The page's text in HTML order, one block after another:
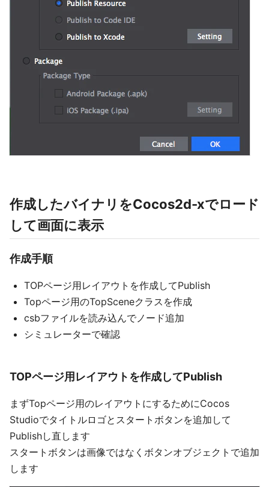
作成したバイナリをCocos2d-xでロード
して画面に表示
作成手順
TOPページ用レイアウトを作成してPublish
Topページ用のTopSceneクラスを作成
csbファイルを読み込んでノード追加
シミュレーターで確認
TOPページ用レイアウトを作成してPublish
まずTopページ用のレイアウトにするためにCocos
Studioでタイトルロゴとスタートボタンを追加して
Publishし直します
スタートボタンは画像ではなくボタンオブジェクトで追加
します